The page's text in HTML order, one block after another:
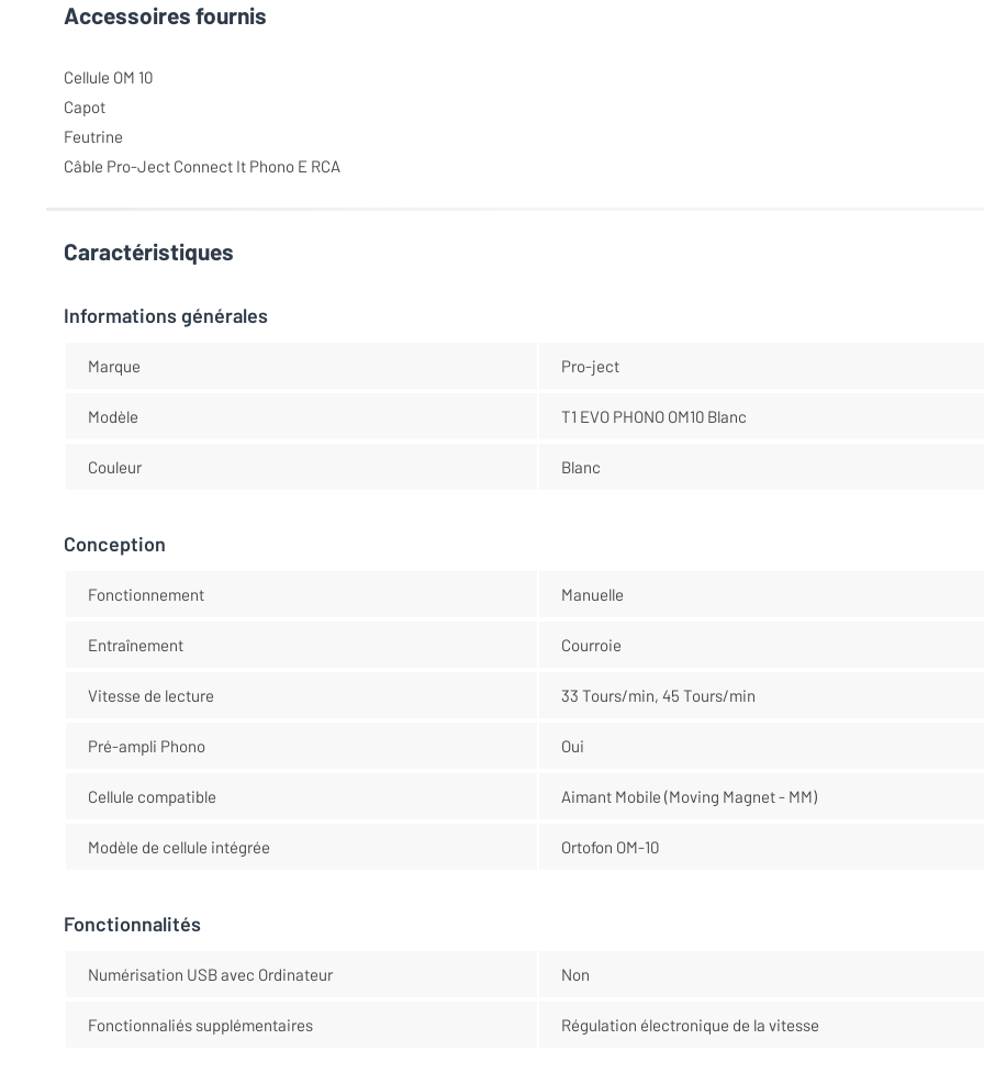
Accessoires fournis
Cellule OM 10
Capot
Feutrine
Câble Pro-Ject Connect It Phono E RCA
Caractéristiques
Informations générales
Marque Pro-ject
Modèle T1 EVO PHONO OM10 Blanc
Couleur Blanc
Conception
Fonctionnement Manuelle
Entraînement Courroie
Vitesse de lecture 33 Tours/min, 45 Tours/min
Pré-ampli Phono Oui
Cellule compatible Aimant Mobile (Moving Magnet - MM)
Modèle de cellule intégrée Ortofon OM-10
Fonctionnalités
Numérisation USB avec Ordinateur Non
Fonctionnaliés supplémentaires Régulation électronique de la vitesse